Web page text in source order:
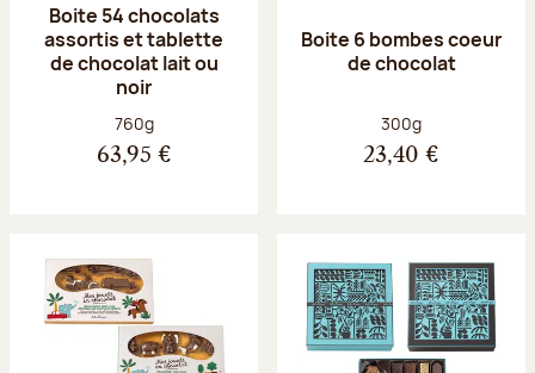
Boite 54 chocolats
assortis et tablette
de chocolat lait ou
noir
Poids net :
760g
63,95 €
Boite 6 bombes coeur
de chocolat
Poids net :
300g
23,40 €